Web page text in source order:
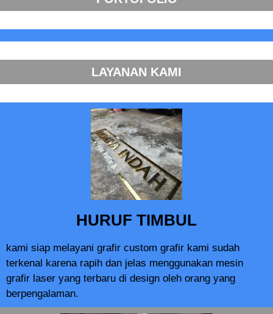
LAYANAN KAMI
HURUF TIMBUL
kami siap melayani grafir custom grafir kami sudah
terkenal karena rapih dan jelas menggunakan mesin
grafir laser yang terbaru di design oleh orang yang
berpengalaman.